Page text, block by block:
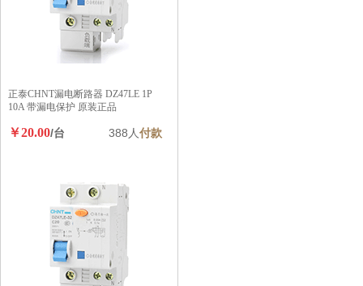
正泰CHNT漏电断路器 DZ47LE 1P
10A 带漏电保护 原装正品
￥20.00/台 388人付款